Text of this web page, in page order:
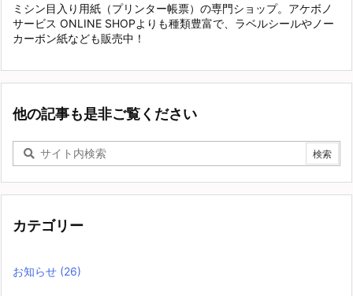
ミシン目入り用紙（プリンター帳票）の専門ショップ。アケボノ
サービス ONLINE SHOPよりも種類豊富で、ラベルシールやノー
カーボン紙なども販売中！
他の記事も是非ご覧ください
カテゴリー
お知らせ (26)